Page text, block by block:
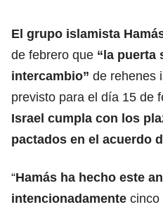
El grupo islamista
de febrero que “la puerta
intercambio” de rehenes
previsto para el día 15 de
Israel cumpla con los
pactados en el acuerdo
“Hamás ha hecho este
intencionadamente cinco